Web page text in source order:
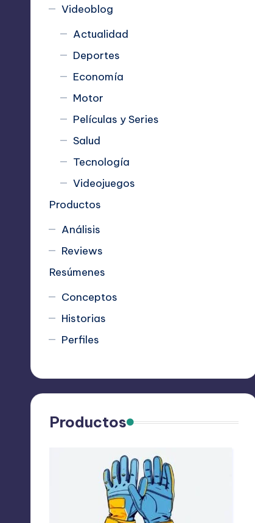
Videoblog
Actualidad
Deportes
Economía
Motor
Películas y Series
Salud
Tecnología
Videojuegos
Productos
Análisis
Reviews
Resúmenes
Conceptos
Historias
Perfiles
Productos